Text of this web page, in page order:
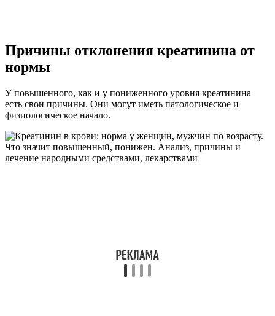
Причины отклонения креатинина от
нормы
У повышенного, как и у пониженного уровня креатинина
есть свои причины. Они могут иметь патологическое и
физиологическое начало.